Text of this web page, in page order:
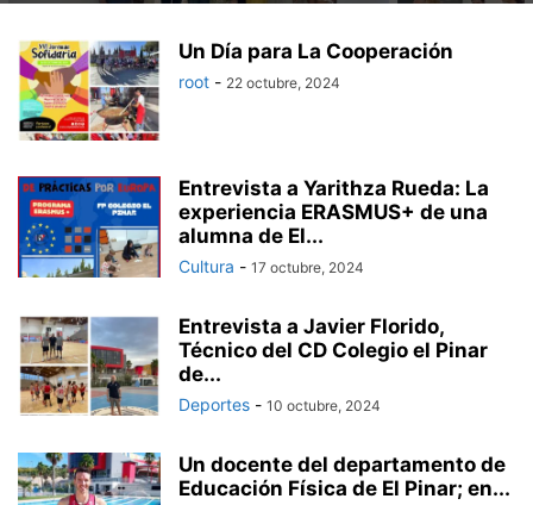
Un Día para La Cooperación
root - 22 octubre, 2024
Entrevista a Yarithza Rueda: La
experiencia ERASMUS+ de una
alumna de El...
Cultura - 17 octubre, 2024
Entrevista a Javier Florido,
Técnico del CD Colegio el Pinar
de...
Deportes - 10 octubre, 2024
Un docente del departamento de
Educación Física de El Pinar; en...